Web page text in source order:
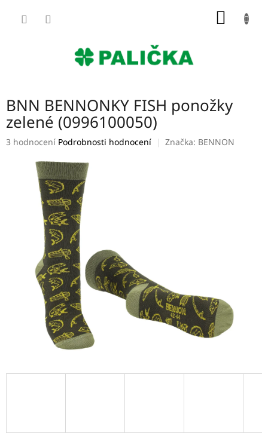
BNN BENNONKY FISH ponožky
zelené (0996100050)
Průměrné
produktu
hvězdiček.
3 hodnocení Podrobnosti hodnocení Značka: BENNON